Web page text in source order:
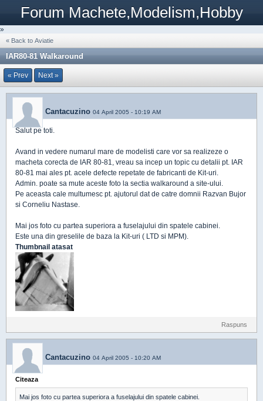
Forum Machete,Modelism,Hobby
»
« Back to Aviatie
IAR80-81 Walkaround
« Prev Next »
Cantacuzino 04 April 2005 - 10:19 AM
Salut pe toti.
Avand in vedere numarul mare de modelisti care vor sa realizeze o
macheta corecta de IAR 80-81, vreau sa incep un topic cu detalii pt. IAR
80-81 mai ales pt. acele defecte repetate de fabricanti de Kit-uri.
Admin. poate sa mute aceste foto la sectia walkaround a site-ului.
Pe aceasta cale multumesc pt. ajutorul dat de catre domnii Razvan Bujor
si Corneliu Nastase.
Mai jos foto cu partea superiora a fuselajului din spatele cabinei.
Este una din greselile de baza la Kit-uri ( LTD si MPM).
Thumbnail atasat
Raspuns
Cantacuzino 04 April 2005 - 10:20 AM
Citeaza
Mai jos foto cu partea superiora a fuselajului din spatele cabinei.